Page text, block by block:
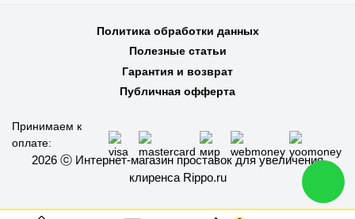
Политика обработки данных
Полезные статьи
Гарантия и возврат
Публичная офферта
Принимаем к
оплате:
2026 ⓒ Интернет-магазин проставок для увеличения
клиренса Rippo.ru